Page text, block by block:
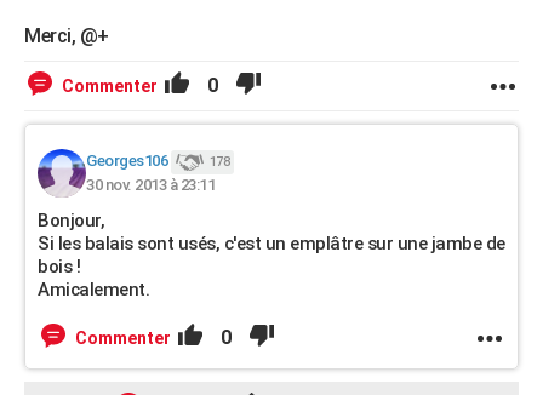
Merci, @+
Commenter 0
Georges106 178
30 nov. 2013 à 23:11
Bonjour,
Si les balais sont usés, c'est un emplâtre sur une jambe de
bois !
Amicalement.
Commenter 0